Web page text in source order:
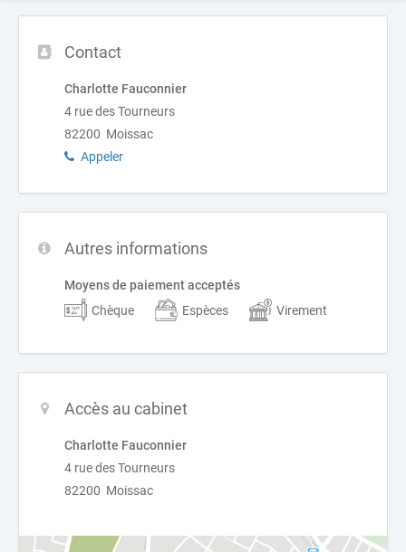
Contact
Charlotte Fauconnier
4 rue des Tourneurs
82200 Moissac
Appeler
Autres informations
Moyens de paiement acceptés
Chèque
Espèces Virement
Accès au cabinet
Charlotte Fauconnier
4 rue des Tourneurs
82200 Moissac